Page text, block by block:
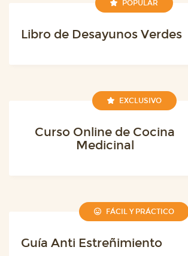
POPULAR
Libro de Desayunos Verdes
EXCLUSIVO
Curso Online de Cocina
Medicinal
FÁCIL Y PRÁCTICO
Guía Anti Estreñimiento